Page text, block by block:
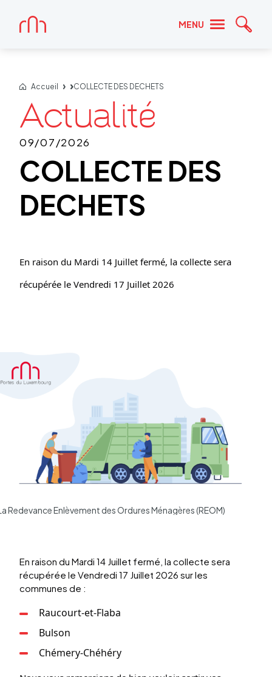
MENU
Accueil
Accueil COLLECTE DES DECHETS
COLLECTE DES
DECHETS
09/07/2026
En raison du Mardi 14 Juillet fermé, la collecte sera
récu­pé­rée le Vendredi 17 Juillet 2026
Redevance Enlèvement des Ordures Ménagères (REOM)
En raison du Mardi 14 Juillet fermé, la collecte sera
récu­pé­rée le Vendredi 17 Juillet 2026 sur les
communes de :
Raucourt-et-Flaba
Bulson
Chémery-Chéhéry